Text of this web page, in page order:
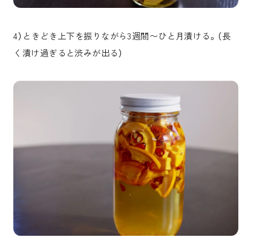
4）ときどき上下を振りながら3週間〜ひと月漬ける。（長
く漬け過ぎると渋みが出る）